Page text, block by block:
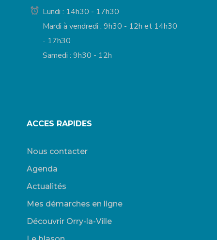
Lundi : 14h30 - 17h30
Mardi à vendredi : 9h30 - 12h et 14h30
- 17h30
Samedi : 9h30 - 12h
ACCES RAPIDES
Nous contacter
Agenda
Actualités
Mes démarches en ligne
Découvrir Orry-la-Ville